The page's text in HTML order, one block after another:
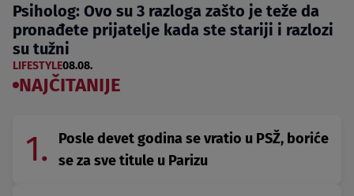
Psiholog: Ovo su 3 razloga zašto je teže da
pronađete prijatelje kada ste stariji i razlozi
su tužni
LIFESTYLE08.08.
NAJČITANIJE
1.
Posle devet godina se vratio u PSŽ, boriće
se za sve titule u Parizu